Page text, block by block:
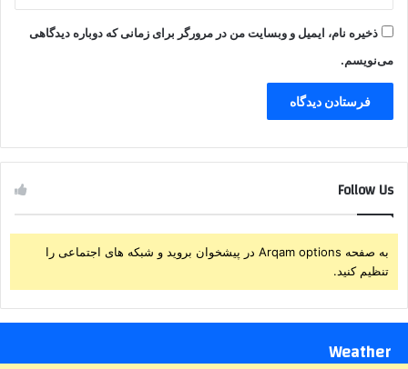
ذخیره نام، ایمیل و وبسایت من در مرورگر برای زمانی که دوباره دیدگاهی
می‌نویسم.
Follow Us
به صفحه Arqam options در پیشخوان بروید و شبکه های اجتماعی را
تنظیم کنید.
Weather